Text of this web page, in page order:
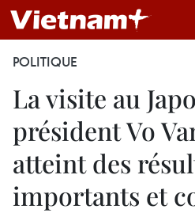
POLITIQUE
La visite au
président Vo
atteint des
importants et